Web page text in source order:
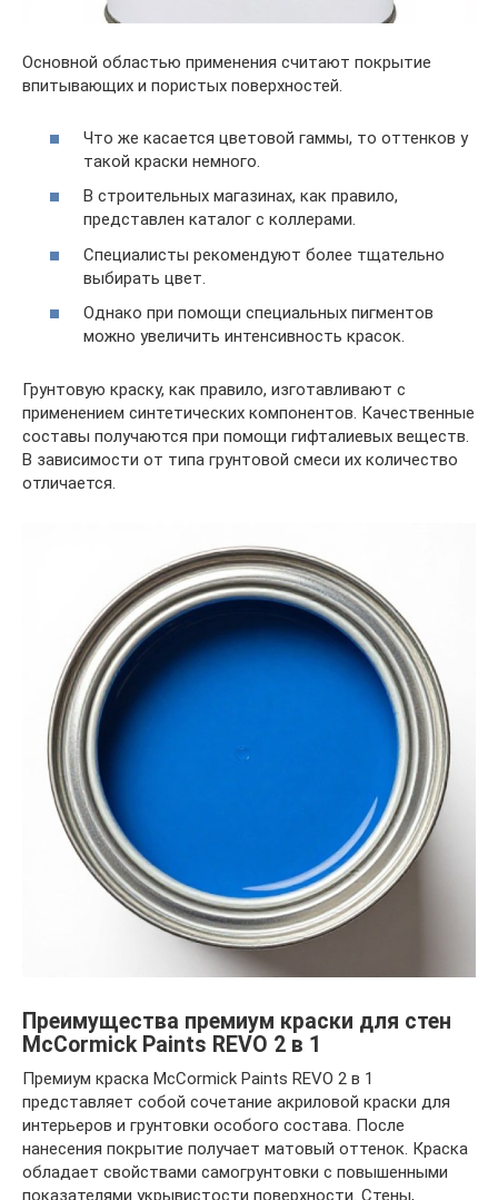
Основной областью применения считают покрытие
впитывающих и пористых поверхностей.
Что же касается цветовой гаммы, то оттенков у
такой краски немного.
В строительных магазинах, как правило,
представлен каталог с коллерами.
Специалисты рекомендуют более тщательно
выбирать цвет.
Однако при помощи специальных пигментов
можно увеличить интенсивность красок.
Грунтовую краску, как правило, изготавливают с
применением синтетических компонентов. Качественные
составы получаются при помощи гифталиевых веществ.
В зависимости от типа грунтовой смеси их количество
отличается.
Преимущества премиум краски для стен
McCormick Paints REVO 2 в 1
Премиум краска McCormick Paints REVO 2 в 1
представляет собой сочетание акриловой краски для
интерьеров и грунтовки особого состава. После
нанесения покрытие получает матовый оттенок. Краска
обладает свойствами самогрунтовки с повышенными
показателями укрывистости поверхности. Стены,